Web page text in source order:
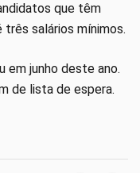
que têm
salários mínimos.
em junho deste ano.
de lista de espera.